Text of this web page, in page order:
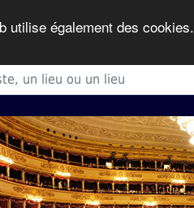
utilise également des cookies.